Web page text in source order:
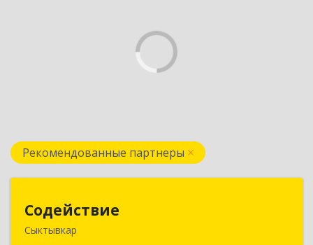
Рекомендованные партнеры
Содействие
Сыктывкар
167004, Коми Респ, Сыктывкар г, Первомайская